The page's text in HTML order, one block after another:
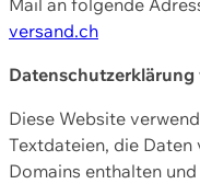
versand.ch
Datenschutzerklärung
Diese Website
Textdateien, die
Domains enthalten